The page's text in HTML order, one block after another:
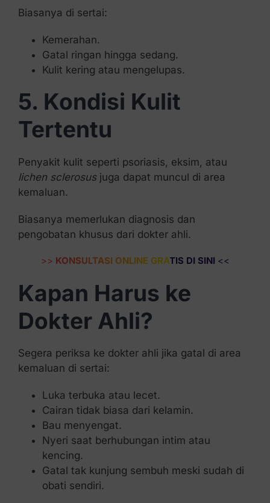
Biasanya di sertai:
Kemerahan.
Gatal ringan hingga sedang.
Kulit kering atau mengelupas.
5. Kondisi Kulit
Tertentu
Penyakit kulit seperti psoriasis, eksim, atau
lichen sclerosusjuga dapat muncul di area
kemaluan.
Biasanya memerlukan diagnosis dan
pengobatan khusus dari dokter ahli.
>> KONSULTASI ONLINE GRATIS DI SINI <<
Kapan Harus ke
Dokter Ahli?
Segera periksa ke dokter ahli jika gatal di area
kemaluan di sertai:
Luka terbuka atau lecet.
Cairan tidak biasa dari kelamin.
Bau menyengat.
Nyeri saat berhubungan intim atau
kencing.
Gatal tak kunjung sembuh meski sudah di
obati sendiri.